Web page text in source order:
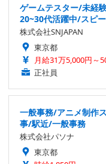
ゲームテスター/未経
20~30代活躍中/スピ
株式会社SNJAPAN
東京都
月給31万5,000円～
正社員
一般事務/アニメ制作
事/駅近/一般事務
株式会社パソナ
東京都